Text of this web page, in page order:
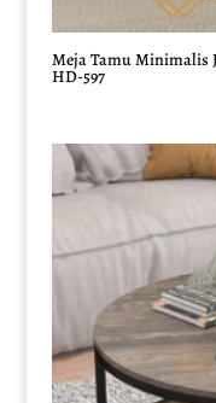
Meja Tamu Minimalis
HD-597